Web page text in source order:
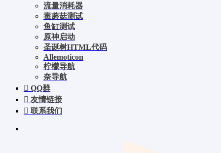
流量消耗器
毒蘑菇测试
鱼缸测试
原神启动
圣诞树HTML代码
Allemoticon
柠檬导航
奈导航
QQ群
友情链接
联系我们